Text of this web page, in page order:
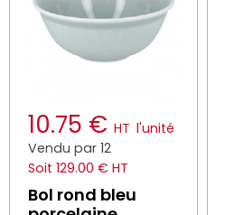
10.75 € HT l'unité
Vendu par 12
Soit 129.00 € HT
Bol rond bleu